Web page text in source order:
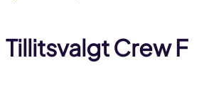
Tillitsvalgt Crew F